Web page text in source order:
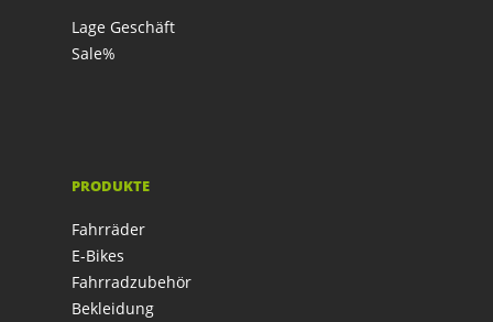
Lage Geschäft
Sale%
PRODUKTE
Fahrräder
E-Bikes
Fahrradzubehör
Bekleidung